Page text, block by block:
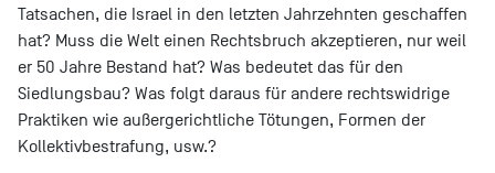
Tatsachen, die Israel in den letzten Jahrzehnten geschaffen
hat? Muss die Welt einen Rechtsbruch akzeptieren, nur weil
er 50 Jahre Bestand hat? Was bedeutet das für den
Siedlungsbau? Was folgt daraus für andere rechtswidrige
Praktiken wie außergerichtliche Tötungen, Formen der
Kollektivbestrafung, usw.?